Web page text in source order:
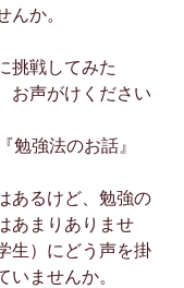
んか。
挑戦してみた
お声がけください
勉強法のお話』
あるけど、勉強の
あまりありませ
生）にどう声を掛
いませんか。